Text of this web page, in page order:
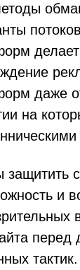
даже
на
защитить
и
перед